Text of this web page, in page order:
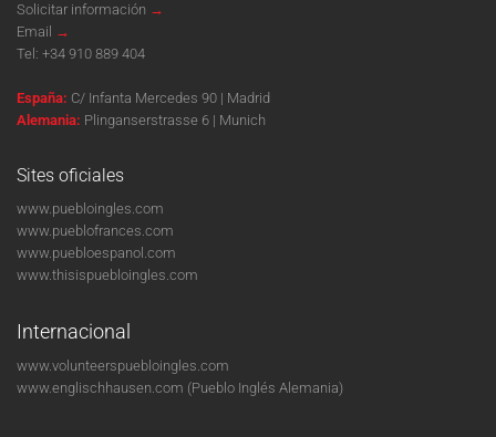
Solicitar información →
Email →
Tel: +34 910 889 404
España: C/ Infanta Mercedes 90 | Madrid
Alemania: Plinganserstrasse 6 | Munich
Sites oficiales
www.puebloingles.com
www.pueblofrances.com
www.puebloespanol.com
www.thisispuebloingles.com
Internacional
www.volunteerspuebloingles.com
www.englischhausen.com (Pueblo Inglés Alemania)